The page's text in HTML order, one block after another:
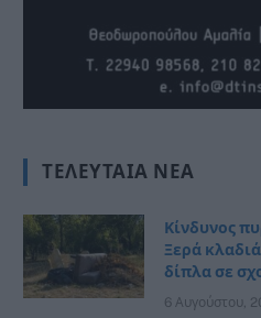
ΤΕΛΕΥΤΑΊΑ ΝΈΑ
Κίνδυνος
Ξερά
δίπλα σε
6 Αυγούστου,